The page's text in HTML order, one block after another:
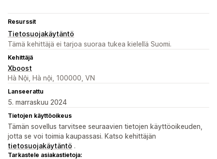
Resurssit
Tietosuojakäytäntö
Tämä kehittäjä ei tarjoa suoraa tukea kielellä Suomi.
Kehittäjä
Xboost
Hà Nội, Hà nội, 100000, VN
Lanseerattu
5. marraskuu 2024
Tietojen käyttöoikeus
Tämän sovellus tarvitsee seuraavien tietojen käyttöoikeuden,
jotta se voi toimia kaupassasi. Katso kehittäjän
tietosuojakäytäntö .
Tarkastele asiakastietoja: